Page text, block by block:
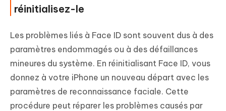
réinitialisez-le
Les problèmes liés à Face ID sont souvent dus à des
paramètres endommagés ou à des défaillances
mineures du système. En réinitialisant Face ID, vous
donnez à votre iPhone un nouveau départ avec les
paramètres de reconnaissance faciale. Cette
procédure peut réparer les problèmes causés par